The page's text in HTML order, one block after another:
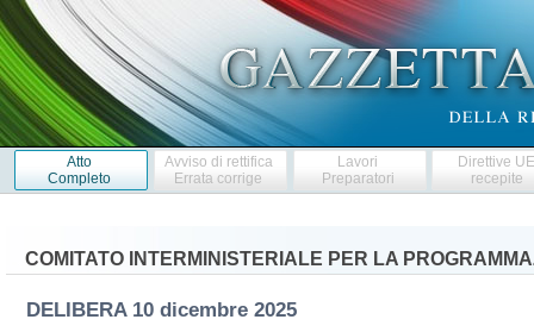
Atto
Completo
Avviso di rettifica
Errata corrige
Lavori
Preparatori
Direttive
recepite
COMITATO INTERMINISTERIALE PER LA
DELIBERA 10 dicembre 2025